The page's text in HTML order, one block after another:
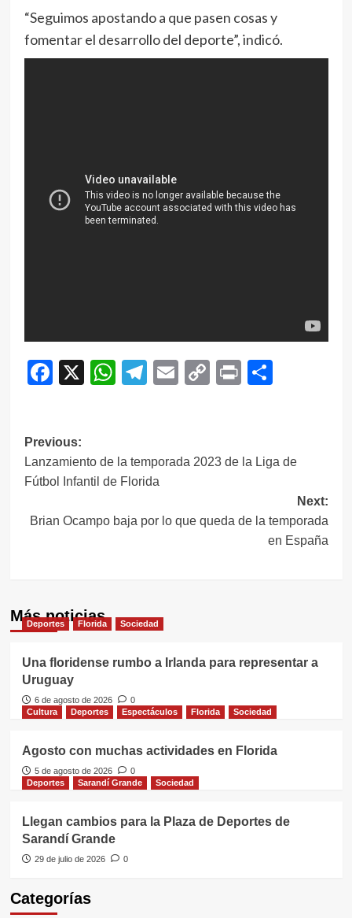
“Seguimos apostando a que pasen cosas y
fomentar el desarrollo del deporte”, indicó.
Facebook
X WhatsApp
Telegram
EmailCopy
Print
Navegación
de
Previous:
Lanzamiento de la temporada 2023 de la Liga de
Fútbol Infantil de Florida
Next:
Brian Ocampo baja por lo que queda de la temporada
en España
Más noticias
Deportes Florida Sociedad
Una floridense rumbo a Irlanda para representar a
Uruguay
6 de agosto de 2026
0
Cultura
Deportes Espectáculos Florida Sociedad
Agosto con muchas actividades en Florida
5 de agosto de 2026
0
Deportes
Sarandí Grande Sociedad
Llegan cambios para la Plaza de Deportes de
Sarandí Grande
29 de julio de 2026 0
Categorías